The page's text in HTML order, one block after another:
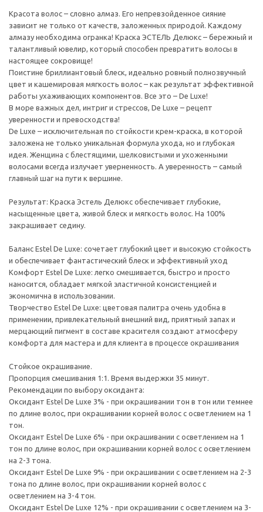
Красота волос – словно алмаз. Его непревзойденное сияние
зависит не только от качеств, заложенных природой. Каждому
алмазу необходима огранка! Краска ЭСТЕЛЬ Делюкс – бережный и
талантливый ювелир, который способен превратить волосы в
настоящее сокровище!
Поистине бриллиантовый блеск, идеально ровный полнозвучный
цвет и кашемировая мягкость волос – как результат эффективной
работы ухаживающих компонентов. Все это – De Luxe!
В море важных дел, интриг и стрессов, De Luxe – рецепт
уверенности и превосходства!
De Luxe – исключительная по стойкости крем-краска, в которой
заложена не только уникальная формула ухода, но и глубокая
идея. Женщина с блестящими, шелковистыми и ухоженными
волосами всегда излучает уверненность. А уверенность – самый
главный шаг на пути к вершине.
Результат: Краска Эстель Делюкс обеспечивает глубокие,
насыщенные цвета, живой блеск и мягкость волос. На 100%
закрашивает седину.
Баланс Estel De Luxe: сочетает глубокий цвет и высокую стойкость
и обеспечивает фантастический блеск и эффективный уход
Комфорт Estel De Luxe: легко смешивается, быстро и просто
наносится, обладает мягкой эластичной консистенцией и
экономична в использовании.
Творчество Estel De Luxe: цветовая палитра очень удобна в
применении, привлекательный внешний вид, приятный запах и
мерцающий пигмент в составе красителя создают атмосферу
комфорта для мастера и для клиента в процессе окрашивания
Стойкое окрашивание.
Пропорция смешивания 1:1. Время выдержки 35 минут.
Рекомендации по выбору оксиданта:
Оксидант Estel De Luxe 3% - при окрашивании тон в тон или темнее
по длине волос, при окрашивании корней волос с осветлением на 1
тон.
Оксидант Estel De Luxe 6% - при окрашивании с осветлением на 1
тон по длине волос, при окрашивании корней волос с осветлением
на 2-3 тона.
Оксидант Estel De Luxe 9% - при окрашивании с осветлением на 2-3
тона по длине волос, при окрашивании корней волос с
осветлением на 3-4 тон.
Оксидант Estel De Luxe 12% - при окрашивании с осветлением на 3-